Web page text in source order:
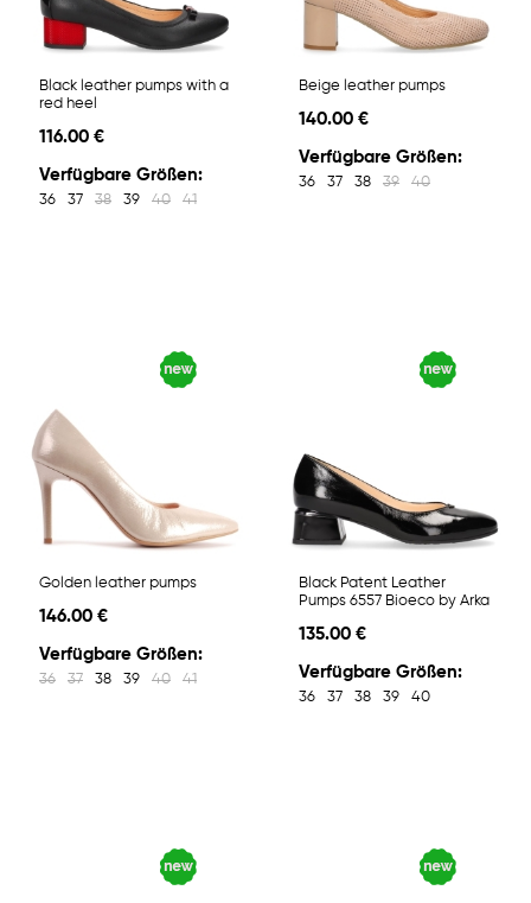
Black leather pumps with a
red heel
116.00 €
Verfügbare Größen:
36 37 38 39 40 41
Beige leather pumps
140.00 €
Verfügbare Größen:
36 37 38 39 40
Golden leather pumps
146.00 €
Verfügbare Größen:
36 37 38 39 40 41
Black Patent Leather
Pumps 6557 Bioeco by Arka
135.00 €
Verfügbare Größen:
36 37 38 39 40